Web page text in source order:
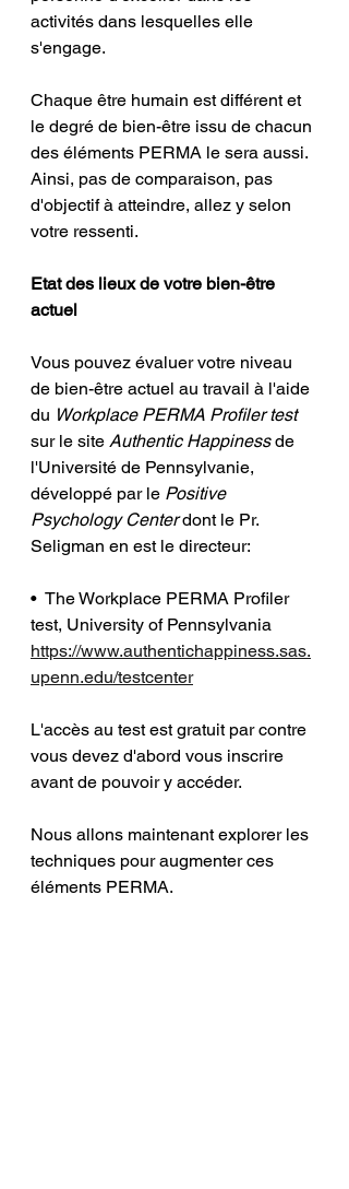
activités dans lesquelles elle
s'engage.
Chaque être humain est différent et
le degré de bien-être issu de chacun
des éléments PERMA le sera aussi.
Ainsi, pas de comparaison, pas
d'objectif à atteindre, allez y selon
votre ressenti.
Etat des lieux de votre bien-être
actuel
Vous pouvez évaluer votre niveau
de bien-être actuel au travail à l'aide
du Workplace PERMA Profiler test
sur le site Authentic Happiness de
l'Université de Pennsylvanie,
développé par le Positive
Psychology Center dont le Pr.
Seligman en est le directeur:
•  The Workplace PERMA Profiler
test, University of Pennsylvania
https://www.authentichappiness.sas.
upenn.edu/testcenter
L'accès au test est gratuit par contre
vous devez d'abord vous inscrire
avant de pouvoir y accéder.
Nous allons maintenant explorer les
techniques pour augmenter ces
éléments PERMA.